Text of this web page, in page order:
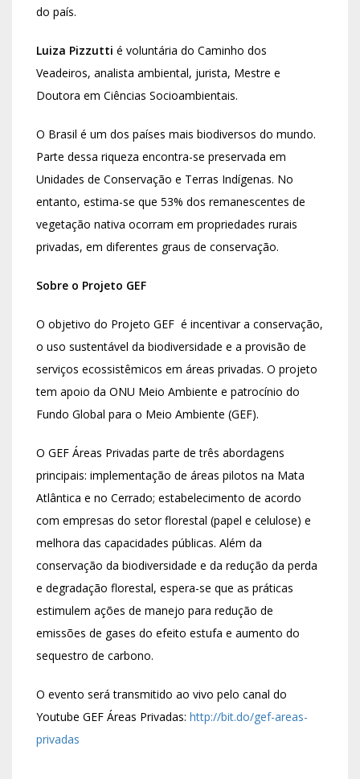
do país.
Luiza Pizzutti é voluntária do Caminho dos
Veadeiros, analista ambiental, jurista, Mestre e
Doutora em Ciências Socioambientais.
O Brasil é um dos países mais biodiversos do mundo.
Parte dessa riqueza encontra-se preservada em
Unidades de Conservação e Terras Indígenas. No
entanto, estima-se que 53% dos remanescentes de
vegetação nativa ocorram em propriedades rurais
privadas, em diferentes graus de conservação.
Sobre o Projeto GEF
O objetivo do Projeto GEF é incentivar a conservação,
o uso sustentável da biodiversidade e a provisão de
serviços ecossistêmicos em áreas privadas. O projeto
tem apoio da ONU Meio Ambiente e patrocínio do
Fundo Global para o Meio Ambiente (GEF).
O GEF Áreas Privadas parte de três abordagens
principais: implementação de áreas pilotos na Mata
Atlântica e no Cerrado; estabelecimento de acordo
com empresas do setor florestal (papel e celulose) e
melhora das capacidades públicas. Além da
conservação da biodiversidade e da redução da perda
e degradação florestal, espera-se que as práticas
estimulem ações de manejo para redução de
emissões de gases do efeito estufa e aumento do
sequestro de carbono.
O evento será transmitido ao vivo pelo canal do
Youtube GEF Áreas Privadas: http://bit.do/gef-areas-
privadas